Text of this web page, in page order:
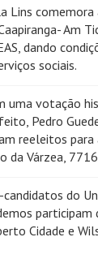
Lins
Am
dando
sociais.
uma votação
Pedro
reeleitos para
da Várzea,
candidatos do
participam
Cidade e